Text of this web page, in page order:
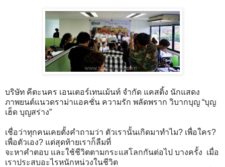
บริษัท คีตะนคร เอนเตอร์เทนเม้นท์ จำกัด แคสติ้ง นักแสดง
ภาพยนต์แนวดราม่าแอคชั่น ความรัก พลัดพราก วิบากบุญ “บุญ
เฮ็ด บุญสร่าง”
เชื่อว่าทุกคนเคยตั้งคำถามว่า ตัวเรานั้นเกิดมาทำไม? เพื่อใคร?
เพื่อตัวเอง? แต่สุดท้ายเราก็ลืมที่
จะหาคำตอบ และใช้ชีวิตตามกระแสโลกกันต่อไป บางครั้ง เมื่อ
เราประสบอะไรหนักหน่วงในชีวิต